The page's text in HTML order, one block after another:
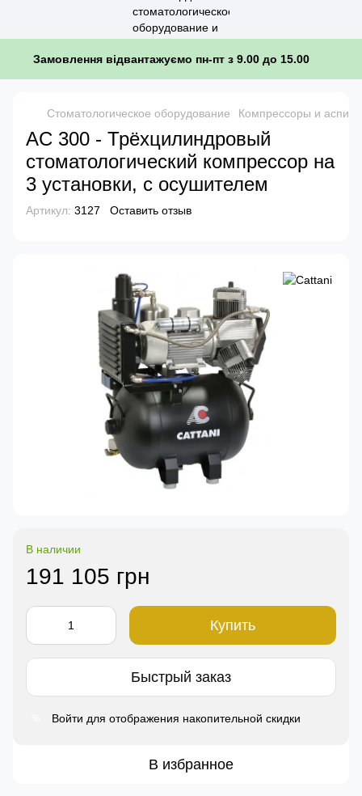
Замовлення відвантажуємо пн-пт з 9.00 до 15.00
Стоматологическое оборудование Компрессоры и
AC 300 - Трёхцилиндровый
стоматологический компрессор на
3 установки, c осушителем
Артикул: 3127 Оставить отзыв
В наличии
191 105 грн
Купить
Быстрый заказ
Войти для отображения накопительной скидки
В избранное